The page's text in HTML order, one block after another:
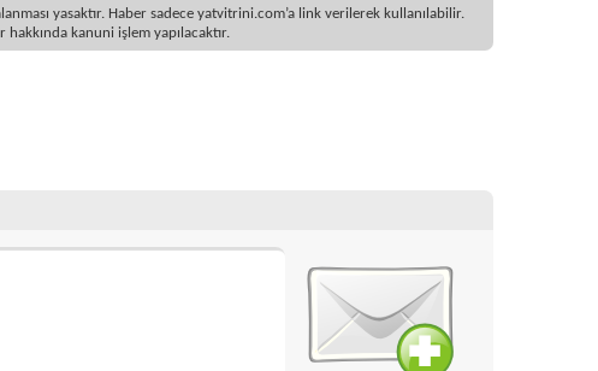
yasaktır. Haber sadece yatvitrini.com’a link verilerek kullanılabilir.
hakkında kanuni işlem yapılacaktır.